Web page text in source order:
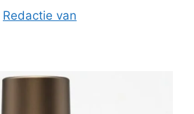
Redactie van